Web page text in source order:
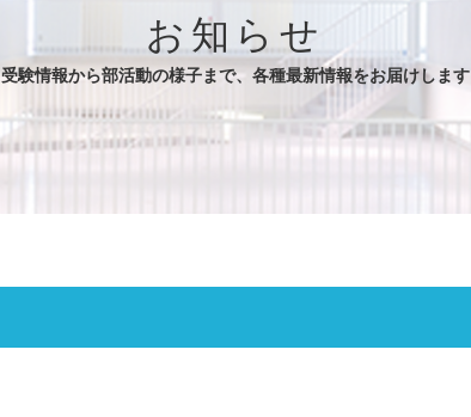
お知らせ
受験情報から部活動の様子まで、各種最新情報をお届けします